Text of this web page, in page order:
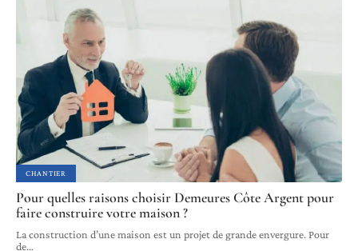
CHANTIER
Pour quelles raisons choisir Demeures Côte Argent pour
faire construire votre maison ?
La construction d’une maison est un projet de grande envergure. Pour
de…